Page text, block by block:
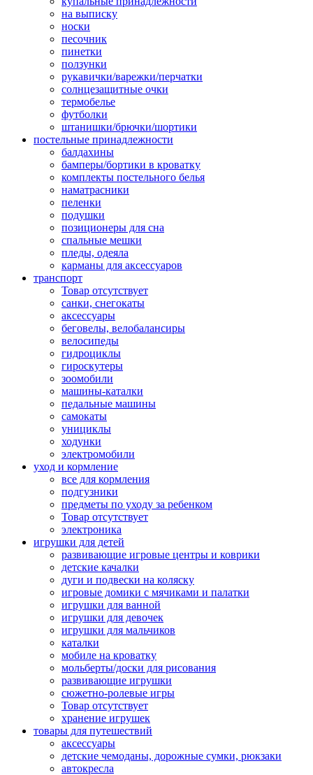
на выписку
носки
песочник
пинетки
ползунки
рукавички/варежки/перчатки
солнцезащитные очки
термобелье
футболки
штанишки/брючки/шортики
постельные принадлежности
балдахины
бамперы/бортики в кроватку
комплекты постельного белья
наматрасники
пеленки
подушки
позиционеры для сна
спальные мешки
пледы, одеяла
карманы для аксеcсуаров
транспорт
Товар отсутствует
санки, снегокаты
аксессуары
беговелы, велобалансиры
велосипеды
гидроциклы
гироскутеры
зоомобили
машины-каталки
педальные машины
самокаты
унициклы
ходунки
электромобили
уход и кормление
все для кормления
подгузники
предметы по уходу за ребенком
Товар отсутствует
электроника
игрушки для детей
развивающие игровые центры и коврики
детские качалки
дуги и подвески на коляску
игровые домики с мячиками и палатки
игрушки для ванной
игрушки для девочек
игрушки для мальчиков
каталки
мобиле на кроватку
мольберты/доски для рисования
развивающие игрушки
сюжетно-ролевые игры
Товар отсутствует
хранение игрушек
товары для путешествий
аксессуары
детские чемоданы, дорожные сумки, рюкзаки
автокресла